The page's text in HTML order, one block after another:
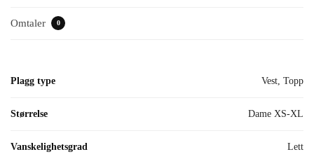
Omtaler 0
Plagg type Vest, Topp
Størrelse Dame XS-XL
Vanskelighetsgrad Lett